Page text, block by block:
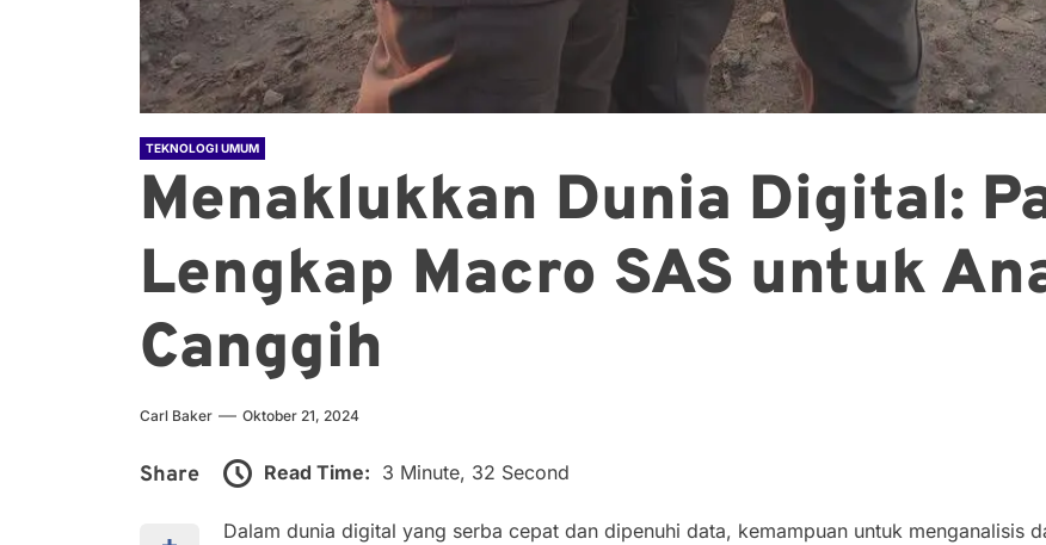
TEKNOLOGI UMUM
Menaklukkan Dunia Digital:
Lengkap Macro SAS untuk
Canggih
Carl Baker Oktober 21, 2024
Share Read Time: 3 Minute, 32 Second
Dalam dunia digital yang serba cepat dan dipenuhi data, kemampuan untuk menganalisis